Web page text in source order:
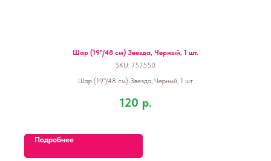
Шар (19''/48 см) Звезда, Черный, 1 шт.
SKU: 757550
Шар (19''/48 см) Звезда, Черный, 1 шт.
120 р.
Подробнее